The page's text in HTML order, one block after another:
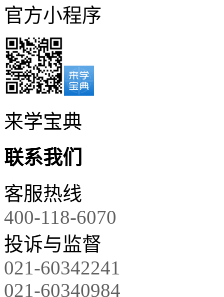
官方小程序
来学宝典
联系我们
客服热线
400-118-6070
投诉与监督
021-60342241
021-60340984